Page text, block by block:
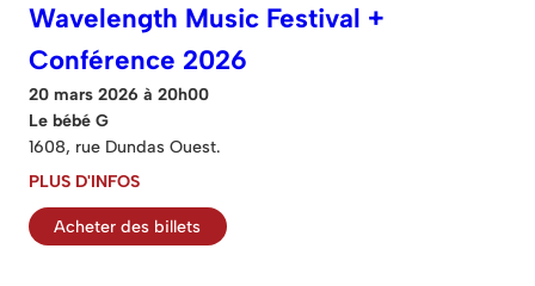
Wavelength Music Festival +
Conférence 2026
20 mars 2026 à 20h00
Le bébé G
1608, rue Dundas Ouest.
PLUS D'INFOS
Acheter des billets